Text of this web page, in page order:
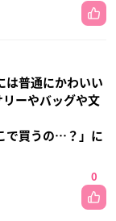
は普通にかわいい
ーやバッグや文
で買うの…？」に
0